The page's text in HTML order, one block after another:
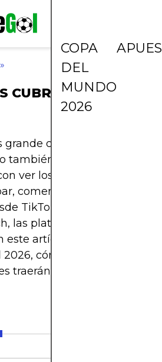
COPA
DEL
MUNDO
2026
»
CUBRIRÁN EL
grande de todos los tiempos,
también en cómo se vivirá
ver los partidos por
comentar, reaccionar y
TikTok hasta Twitter,
las plataformas digitales
este artículo te contamos
cómo planean hacerlo
traerán para los fanáticos